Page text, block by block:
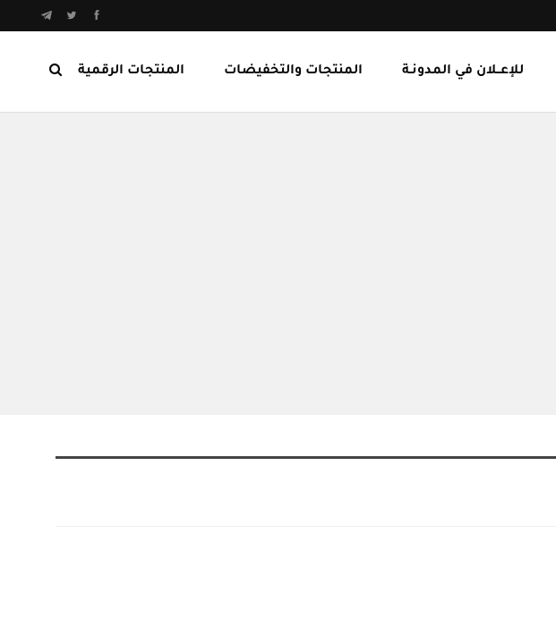
المنتجات الرقمية المنتجات والتخفيضات للإعــلان في المدونـة